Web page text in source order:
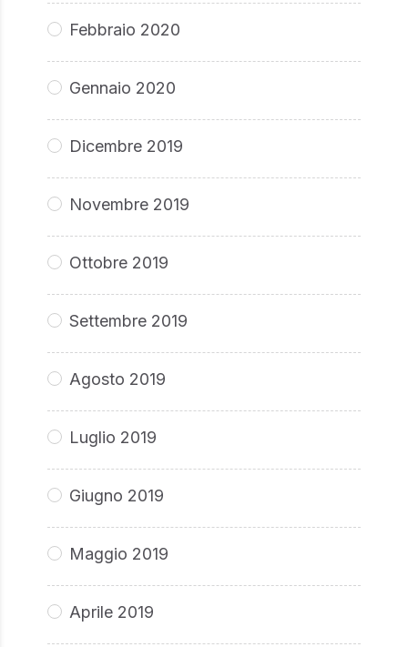
Febbraio 2020
Gennaio 2020
Dicembre 2019
Novembre 2019
Ottobre 2019
Settembre 2019
Agosto 2019
Luglio 2019
Giugno 2019
Maggio 2019
Aprile 2019